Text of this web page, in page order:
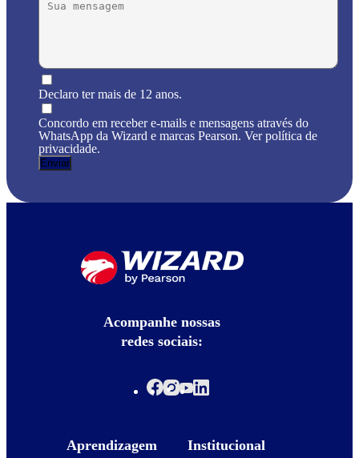
Declaro ter mais de 12 anos.
Concordo em receber e-mails e mensagens através do
WhatsApp da Wizard e marcas Pearson. Ver política de
privacidade.
Acompanhe nossas
redes sociais:
Aprendizagem Institucional